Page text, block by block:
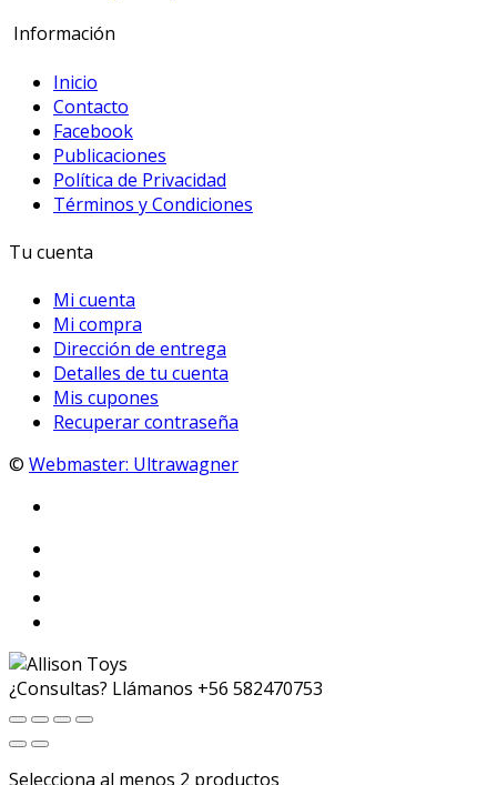
Información
Inicio
Contacto
Facebook
Publicaciones
Política de Privacidad
Términos y Condiciones
Tu cuenta
Mi cuenta
Mi compra
Dirección de entrega
Detalles de tu cuenta
Mis cupones
Recuperar contraseña
© Webmaster: Ultrawagner
¿Consultas? Llámanos +56 582470753
Selecciona al menos 2 productos